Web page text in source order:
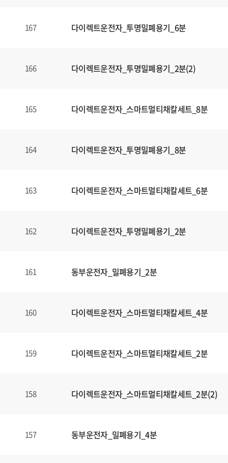
167 다이렉트운전자_투명밀폐용기_6분
166 다이렉트운전자_투명밀폐용기_2분(2)
165 다이렉트운전자_스마트멀티채칼세트_8분
164 다이렉트운전자_투명밀폐용기_8분
163 다이렉트운전자_스마트멀티채칼세트_6분
162 다이렉트운전자_투명밀폐용기_2분
161 동부운전자_밀폐용기_2분
160 다이렉트운전자_스마트멀티채칼세트_4분
159 다이렉트운전자_스마트멀티채칼세트_2분
158 다이렉트운전자_스마트멀티채칼세트_2분(2)
157 동부운전자_밀폐용기_4분